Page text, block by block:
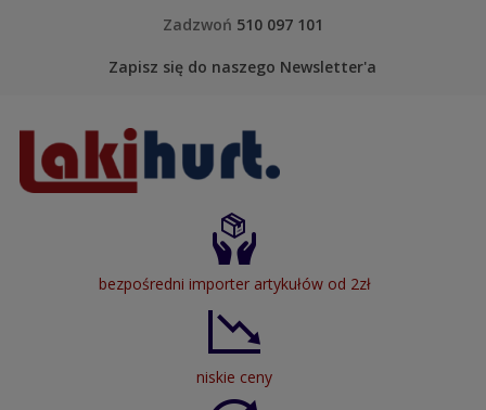
Zadzwoń 510 097 101
Zapisz się do naszego Newsletter'a
bezpośredni importer artykułów od 2zł
niskie ceny